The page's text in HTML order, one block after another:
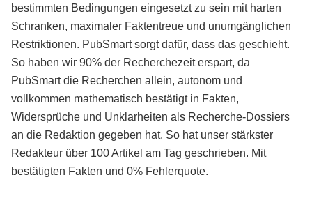
bestimmten Bedingungen eingesetzt zu sein mit harten
Schranken, maximaler Faktentreue und unumgänglichen
Restriktionen. PubSmart sorgt dafür, dass das geschieht.
So haben wir 90% der Recherchezeit erspart, da
PubSmart die Recherchen allein, autonom und
vollkommen mathematisch bestätigt in Fakten,
Widersprüche und Unklarheiten als Recherche-Dossiers
an die Redaktion gegeben hat. So hat unser stärkster
Redakteur über 100 Artikel am Tag geschrieben. Mit
bestätigten Fakten und 0% Fehlerquote.